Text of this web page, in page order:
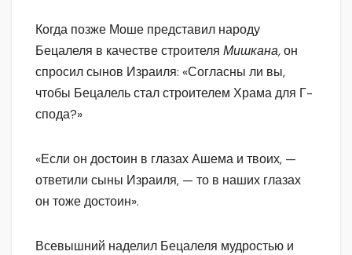
Когда позже Моше представил народу
Бецалеля в качестве строителя Мишкана,он
спросил сынов Израиля: «Согласны ли вы,
чтобы Бецалель стал строителем Храма для Г-
спода?»
«Если он достоин в глазах Ашема и твоих, —
ответили сыны Израиля, — то в наших глазах
он тоже достоин».
Всевышний наделил Бецалеля мудростью и